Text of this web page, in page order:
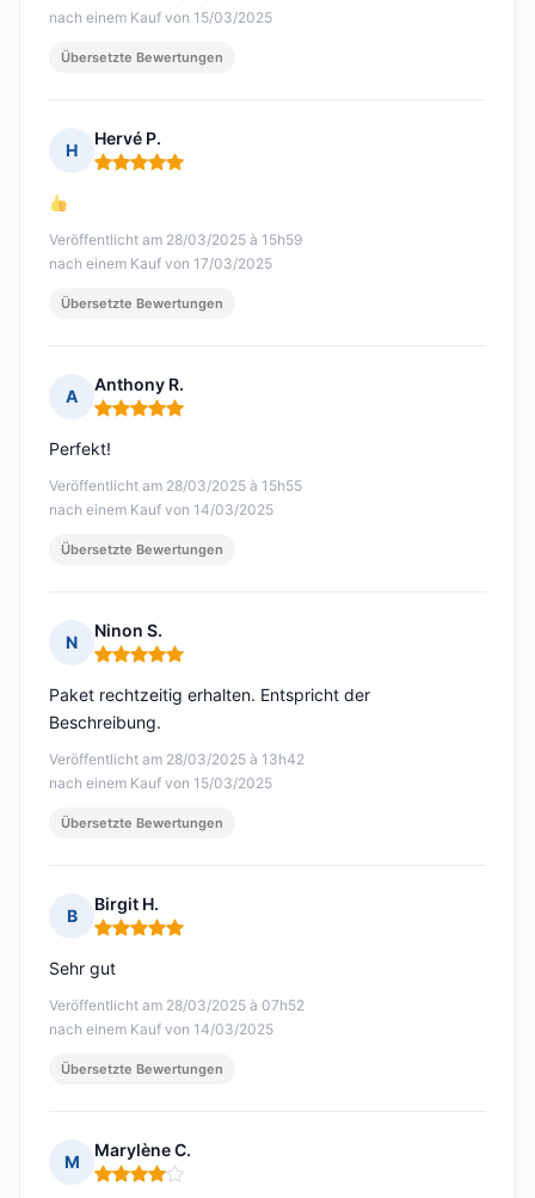
nach einem Kauf von 15/03/2025
Übersetzte Bewertungen
H
Hervé P.
Hinweis: 5 von 5
Veröffentlicht am 28/03/2025 à 15h59
nach einem Kauf von 17/03/2025
Übersetzte Bewertungen
A
Anthony R.
Hinweis: 5 von 5
Veröffentlicht am 28/03/2025 à 15h55
nach einem Kauf von 14/03/2025
Perfekt!
Übersetzte Bewertungen
N
Ninon S.
Hinweis: 5 von 5
Veröffentlicht am 28/03/2025 à 13h42
nach einem Kauf von 15/03/2025
Paket rechtzeitig erhalten. Entspricht der
Beschreibung.
Übersetzte Bewertungen
B
Birgit H.
Hinweis: 5 von 5
Veröffentlicht am 28/03/2025 à 07h52
nach einem Kauf von 14/03/2025
Sehr gut
Übersetzte Bewertungen
M
Marylène C.
Hinweis: 4 von 5